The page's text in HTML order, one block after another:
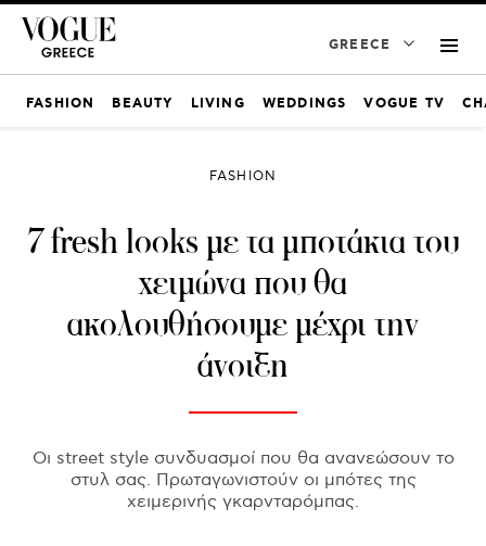
GREECE
FASHION BEAUTY LIVING WEDDINGS VOGUE TV
FASHION
7 fresh looks με τα μποτάκια του
χειμώνα που θα
ακολουθήσουμε μέχρι την
άνοιξη
Οι street style συνδυασμοί που θα ανανεώσουν το
στυλ σας. Πρωταγωνιστούν οι μπότες της
χειμερινής γκαρνταρόμπας.